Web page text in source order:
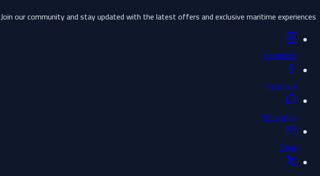
Join our community and stay updated with the latest offers and exclusive maritime experiences.
Instagram
Facebook
WhatsApp
Email